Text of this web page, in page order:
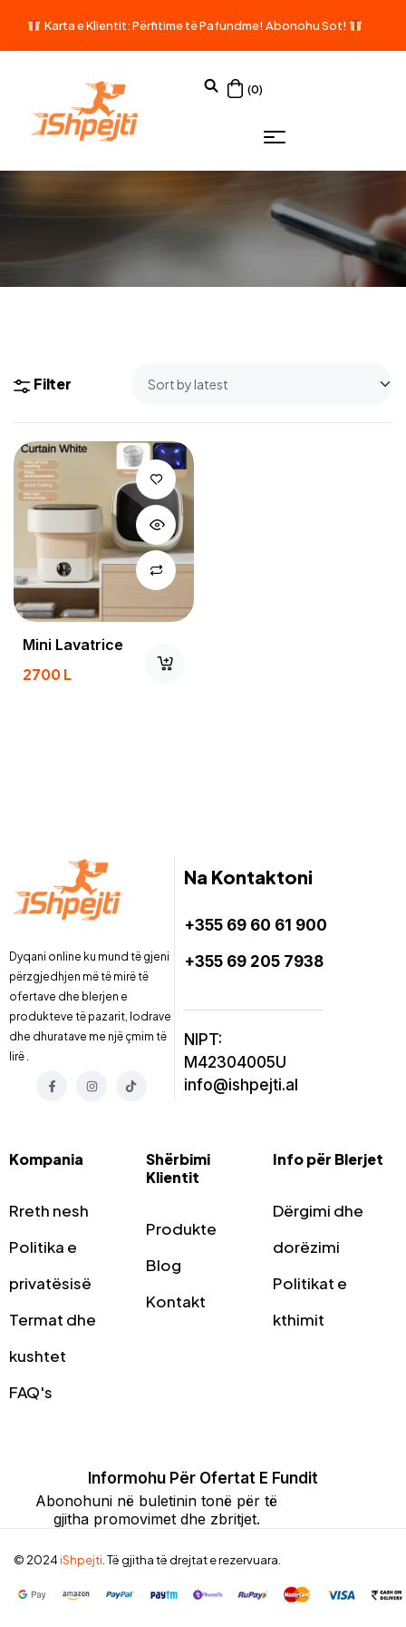
Karta e Klientit: Përfitime të Pafundme! Abonohu Sot!
(0)
Filter
Mini Lavatrice
2700L
Dyqani online ku mund të gjeni
përzgjedhjen më të mirë të
ofertave dhe blerjen e
produkteve të pazarit, lodrave
dhe dhuratave me një çmim të
lirë .
Na Kontaktoni
+355 69 60 61 900
+355 69 205 7938
NIPT:
M42304005U
info@ishpejti.al
Kompania
Rreth nesh
Politika e
privatësisë
Termat dhe
kushtet
FAQ's
Shërbimi
Klientit
Produkte
Blog
Kontakt
Info për Blerjet
Dërgimi dhe
dorëzimi
Politikat e
kthimit
Informohu Për Ofertat E Fundit
Abonohuni në buletinin tonë për të
gjitha promovimet dhe zbritjet.
© 2024iShpejti. Të gjitha të drejtat e rezervuara.